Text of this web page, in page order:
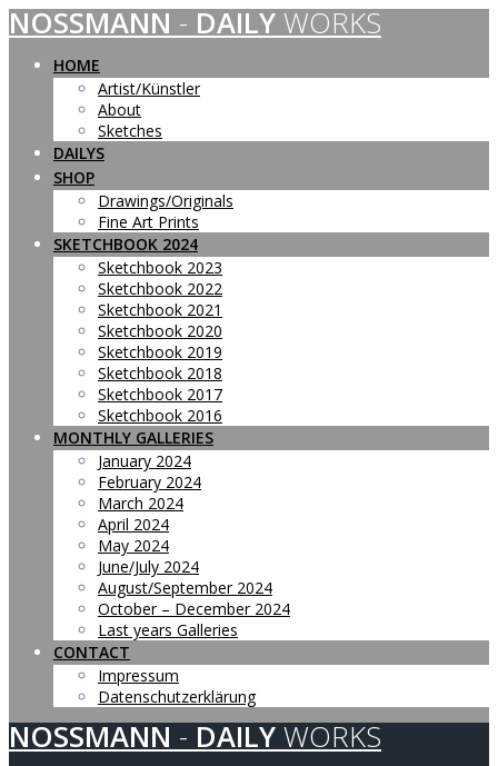
Skip
to
content
NOSSMANN - DAILY WORKS
HOME
Artist/Künstler
About
Sketches
DAILYS
SHOP
Drawings/Originals
Fine Art Prints
SKETCHBOOK 2024
Sketchbook 2023
Sketchbook 2022
Sketchbook 2021
Sketchbook 2020
Sketchbook 2019
Sketchbook 2018
Sketchbook 2017
Sketchbook 2016
MONTHLY GALLERIES
January 2024
February 2024
March 2024
April 2024
May 2024
June/July 2024
August/September 2024
October – December 2024
Last years Galleries
CONTACT
Impressum
Datenschutzerklärung
NOSSMANN - DAILY WORKS